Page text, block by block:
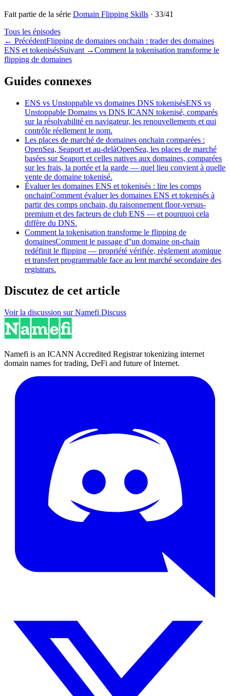
Fait partie de la série Domain Flipping Skills · 33/41
Tous les épisodes
← PrécédentFlipping de domaines onchain : trader des domaines
ENS et tokenisésSuivant →Comment la tokenisation transforme le
flipping de domaines
Guides connexes
ENS vs Unstoppable vs domaines DNS tokenisésENS vs
Unstoppable Domains vs DNS ICANN tokenisé, comparés
sur la résolvabilité en navigateur, les renouvellements et qui
contrôle réellement le nom.
Les places de marché de domaines onchain comparées :
OpenSea, Seaport et au-delàOpenSea, les places de marché
basées sur Seaport et celles natives aux domaines, comparées
sur les frais, la portée et la garde — quel lieu convient à quelle
vente de domaine tokenisé.
Évaluer les domaines ENS et tokenisés : lire les comps
onchainComment évaluer les domaines ENS et tokenisés à
partir des comps onchain, du raisonnement floor-versus-
premium et des facteurs de club ENS — et pourquoi cela
diffère du DNS.
Comment la tokenisation transforme le flipping de
domainesComment le passage d''un domaine on-chain
redéfinit le flipping — propriété vérifiée, règlement atomique
et transfert programmable face au lent marché secondaire des
registrars.
Discutez de cet article
Voir la discussion sur Namefi Discuss
Namefi is an ICANN Accredited Registrar tokenizing internet
domain names for trading, DeFi and future of Internet.